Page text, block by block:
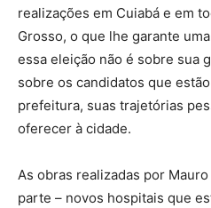
realizações em Cuiabá e em
Grosso, o que lhe garante
essa eleição não é sobre sua
sobre os candidatos que
prefeitura, suas trajetórias
oferecer à cidade.
As obras realizadas por
parte – novos hospitais que